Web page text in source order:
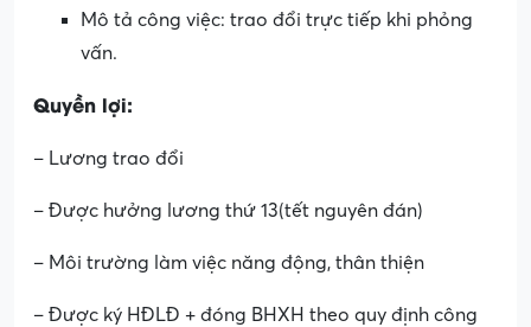
Mô tả công việc: trao đổi trực tiếp khi phỏng
vấn.
Quyền lợi:
– Lương trao đổi
– Được hưởng lương thứ 13(tết nguyên đán)
– Môi trường làm việc năng động, thân thiện
– Được ký HĐLĐ + đóng BHXH theo quy định công